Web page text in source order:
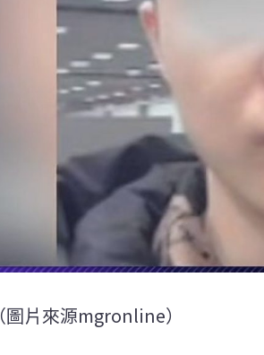
（圖片來源mgronline）